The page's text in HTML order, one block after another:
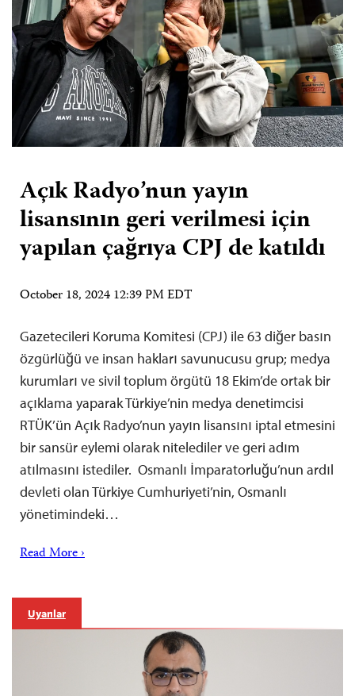
Açık Radyo’nun yayın
lisansının geri verilmesi için
yapılan çağrıya CPJ de katıldı
October 18, 2024 12:39 PM EDT
Gazetecileri Koruma Komitesi (CPJ) ile 63 diğer basın
özgürlüğü ve insan hakları savunucusu grup; medya
kurumları ve sivil toplum örgütü 18 Ekim’de ortak bir
açıklama yaparak Türkiye’nin medya denetimcisi
RTÜK’ün Açık Radyo’nun yayın lisansını iptal etmesini
bir sansür eylemi olarak nitelediler ve geri adım
atılmasını istediler. Osmanlı İmparatorluğu’nun ardıl
devleti olan Türkiye Cumhuriyeti’nin, Osmanlı
yönetimindeki…
Read More ›
Uyarılar